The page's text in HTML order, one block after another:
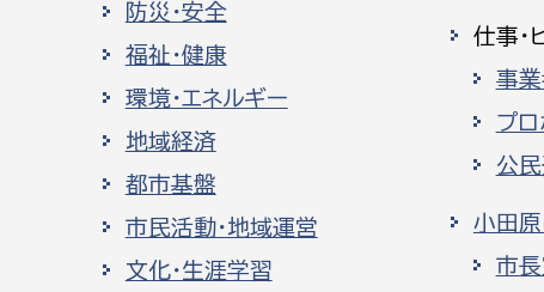
防災・安全
福祉・健康
環境・エネルギー
地域経済
都市基盤
市民活動・地域運営
文化・生涯学習
仕事・
事
プ
公
小田
市